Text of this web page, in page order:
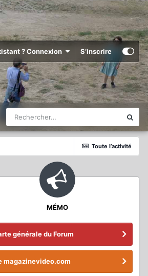
? Connexion S’inscrire
Toute l’activité
MÉMO
générale du Forum
magazinevideo.com